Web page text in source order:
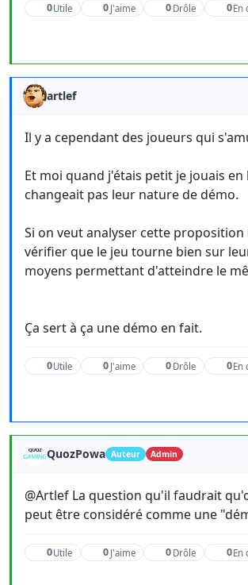
0Utile 0 J'aime 0 Drôle 0En
artlef
Il y a cependant des joueurs qui
Et moi quand j'étais petit je jouais
changeait pas leur nature de démo.
Si on veut analyser cette
vérifier que le jeu tourne bien sur
moyens permettant d'atteindre le
Ça sert à ça une démo en fait.
0Utile 0 J'aime 0 Drôle 0En
QuozPowa Auteur Admin
@Artlef La question qu'il faudrait
peut être considéré comme une
0Utile 0 J'aime 0 Drôle 0En